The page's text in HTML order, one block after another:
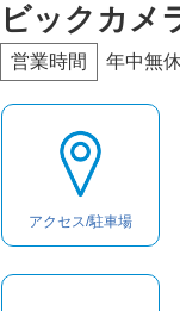
ビックカメ
営業時間 年中無
アクセス/駐車場